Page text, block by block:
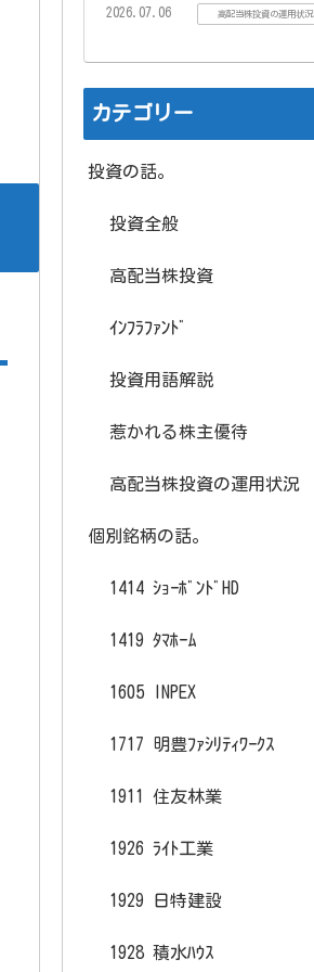
2026.07.06 高配当株投資の運用状況
カテゴリー
投資の話。
投資全般
高配当株投資
ｲﾝﾌﾗﾌｧﾝﾄﾞ
投資用語解説
惹かれる株主優待
高配当株投資の運用状況
個別銘柄の話。
1414 ｼｮｰﾎﾞﾝﾄﾞHD
1419 ﾀﾏﾎｰﾑ
1605 INPEX
1717 明豊ﾌｧｼﾘﾃｨﾜｰｸｽ
1911 住友林業
1926 ﾗｲﾄ工業
1929 日特建設
1928 積水ﾊｳｽ